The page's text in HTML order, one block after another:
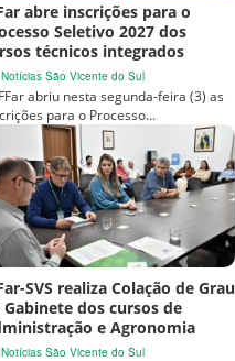
abre inscrições para o
Seletivo 2027 dos
técnicos integrados
Notícias São Vicente do Sul
abriu nesta segunda-feira (3) as
para o Processo…
SVS realiza Colação de Grau
Gabinete dos cursos de
e Agronomia
Notícias São Vicente do Sul